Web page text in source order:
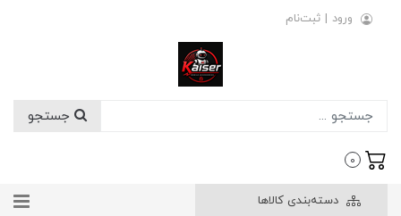
ورود | ثبت‌نام
0
دسته‌بندی کالاها